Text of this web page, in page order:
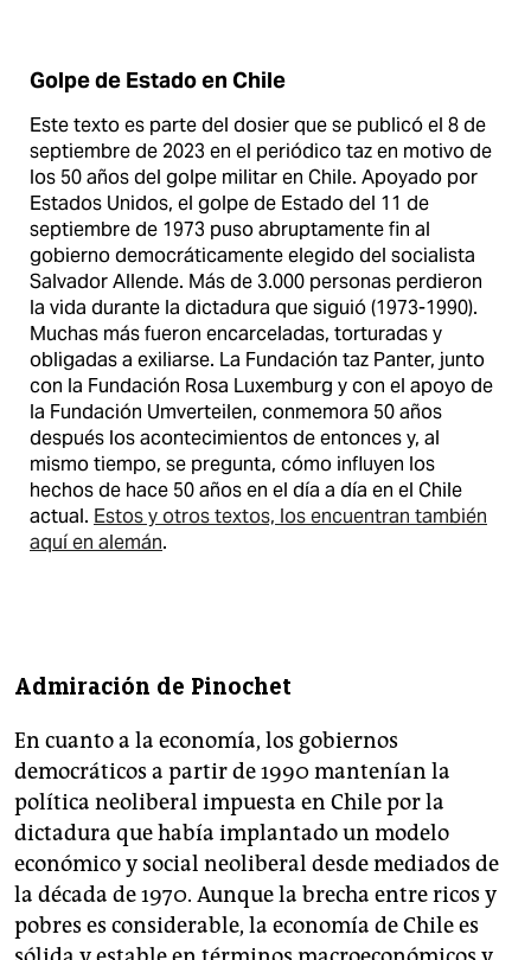
Golpe de Estado en Chile
Este texto es parte del dosier que se publicó el 8 de
septiembre de 2023 en el periódico taz en motivo de
los 50 años del golpe militar en Chile. Apoyado por
Estados Unidos, el golpe de Estado del 11 de
septiembre de 1973 puso abruptamente fin al
gobierno democráticamente elegido del socialista
Salvador Allende. Más de 3.000 personas perdieron
la vida durante la dictadura que siguió (1973-1990).
Muchas más fueron encarceladas, torturadas y
obligadas a exiliarse. La Fundación taz Panter, junto
con la Fundación Rosa Luxemburg y con el apoyo de
la Fundación Umverteilen, conmemora 50 años
después los acontecimientos de entonces y, al
mismo tiempo, se pregunta, cómo influyen los
hechos de hace 50 años en el día a día en el Chile
actual. Estos y otros textos, los encuentran también
aquí en alemán.
Admiración de Pinochet
En cuanto a la economía, los gobiernos
democráticos a partir de 1990 mantenían la
política neoliberal impuesta en Chile por la
dictadura que había implantado un modelo
económico y social neoliberal desde mediados de
la década de 1970. Aunque la brecha entre ricos y
pobres es considerable, la economía de Chile es